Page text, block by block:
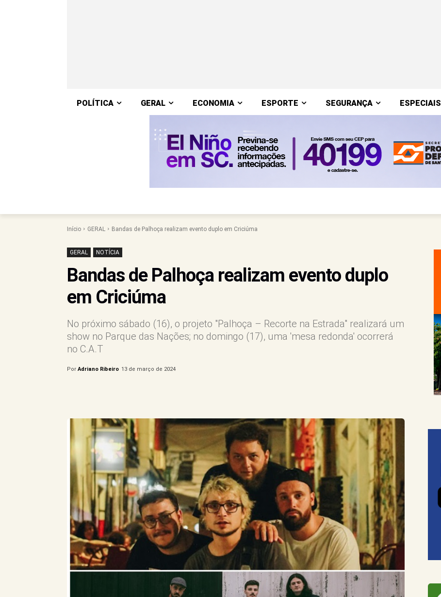
POLÍTICA GERAL ECONOMIA ESPORTE SEGURANÇA ESPECIAIS
Início GERAL Bandas de Palhoça realizam evento duplo em Criciúma
GERAL NOTÍCIA
Bandas de Palhoça realizam evento duplo
em Criciúma
No próximo sábado (16), o projeto "Palhoça – Recorte na Estrada" realizará um
show no Parque das Nações; no domingo (17), uma 'mesa redonda' ocorrerá
no C.A.T
Por Adriano Ribeiro 13 de março de 2024